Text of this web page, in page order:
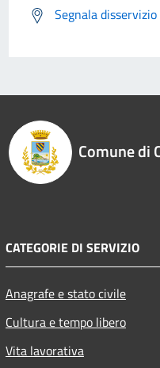
Segnala disservizio
Comune di
CATEGORIE DI SERVIZIO
Anagrafe e stato civile
Cultura e tempo libero
Vita lavorativa